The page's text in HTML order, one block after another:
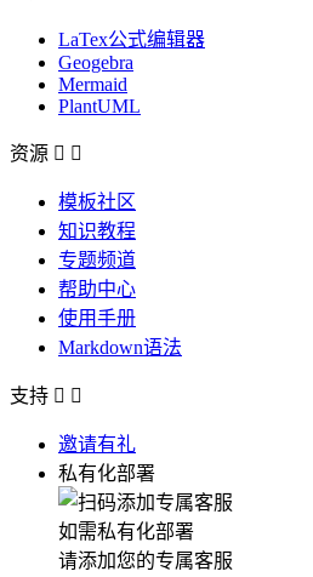
LaTex公式编辑器
Geogebra
Mermaid
PlantUML
资源  
模板社区
知识教程
专题频道
帮助中心
使用手册
Markdown语法
支持  
邀请有礼
私有化部署
如需私有化部署
请添加您的专属客服